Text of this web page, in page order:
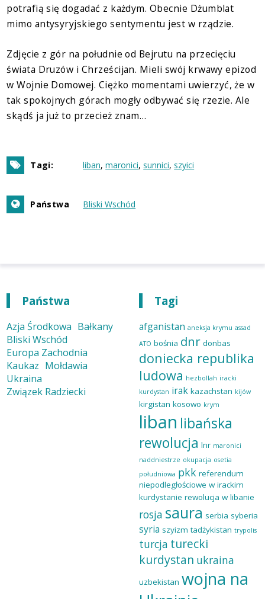
potrafią się dogadać z każdym. Obecnie Dżumblat
mimo antysyryjskiego sentymentu jest w rządzie.
Zdjęcie z gór na południe od Bejrutu na przecięciu
świata Druzów i Chrześcijan. Mieli swój krwawy epizod
w Wojnie Domowej. Ciężko momentami uwierzyć, że w
tak spokojnych górach mogły odbywać się rzezie. Ale
skądś ja już to przecież znam…
Tagi: liban maronici sunnici szyici
Państwa Bliski Wschód
Państwa
Azja Środkowa Bałkany
Bliski Wschód
Europa Zachodnia
Kaukaz Mołdawia
Ukraina
Związek Radziecki
Tagi
afganistan aneksja krymu assad
ATO bośnia dnr donbas
doniecka republika
ludowa hezbollah iracki
kurdystan irak kazachstan kijów
kirgistan kosowo krym
liban libańska
rewolucja lnr maronici
naddniestrze okupacja osetia
południowa pkk referendum
niepodległościowe w irackim
kurdystanie rewolucja w libanie
rosja saura serbia syberia
syria szyizm tadżykistan trypolis
turcja turecki
kurdystan ukraina
uzbekistan wojna na